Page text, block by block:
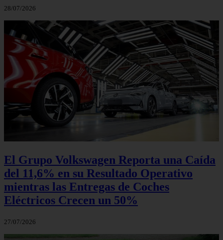
28/07/2026
El Grupo Volkswagen Reporta una Caída
del 11,6% en su Resultado Operativo
mientras las Entregas de Coches
Eléctricos Crecen un 50%
27/07/2026